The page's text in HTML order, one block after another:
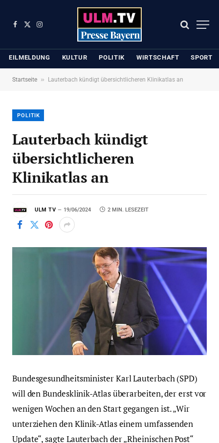
Facebook
X
Instagram
EILMELDUNG KULTUR POLITIK WIRTSCHAFT SPORT
Startseite » Lauterbach kündigt übersichtlicheren Klinikatlas an
POLITIK
Lauterbach kündigt
übersichtlicheren
Klinikatlas an
ULM TV 19/06/2024 2 MIN. LESEZEIT
Bundesgesundheitsminister Karl Lauterbach (SPD)
will den Bundesklinik-Atlas überarbeiten, der erst vor
wenigen Wochen an den Start gegangen ist. „Wir
unterziehen den Klinik-Atlas einem umfassenden
Update“, sagte Lauterbach der „Rheinischen Post“